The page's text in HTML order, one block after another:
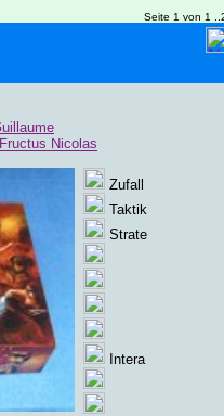
Seite 1 von 1
Fructus Nicolas
Zufall
Taktik
Strate
Intera